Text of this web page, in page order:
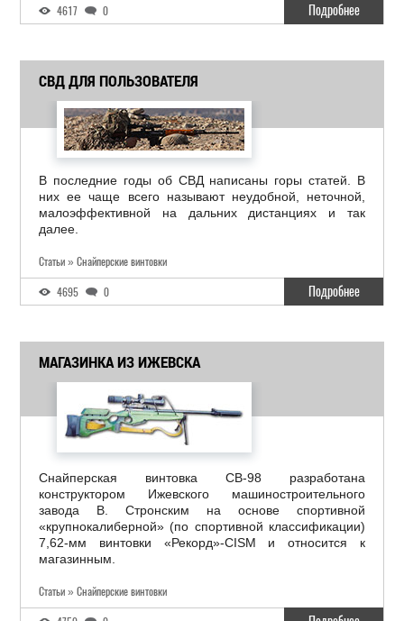
4617 0 Подробнее
СВД ДЛЯ ПОЛЬЗОВАТЕЛЯ
В последние годы об СВД написаны горы статей. В
них ее чаще всего называют неудобной, неточной,
малоэффективной на дальних дистанциях и так
далее.
Статьи » Снайперские винтовки
4695 0 Подробнее
МАГАЗИНКА ИЗ ИЖЕВСКА
Снайперская винтовка СВ-98 разработана
конструктором Ижевского машиностроительного
завода В. Стронским на основе спортивной
«крупнокалиберной» (по спортивной классификации)
7,62-мм винтовки «Рекорд»-CISM и относится к
магазинным.
Статьи » Снайперские винтовки